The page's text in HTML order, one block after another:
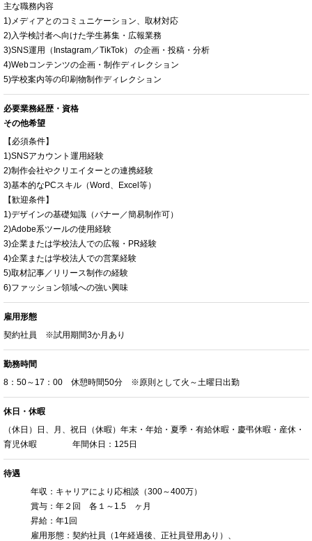
主な職務内容
1)メディアとのコミュニケーション、取材対応
2)入学検討者へ向けた学生募集・広報業務
3)SNS運用（Instagram／TikTok） の企画・投稿・分析
4)Webコンテンツの企画・制作ディレクション
5)学校案内等の印刷物制作ディレクション
必要業務経歴・資格
その他希望
【必須条件】
1)SNSアカウント運用経験
2)制作会社やクリエイターとの連携経験
3)基本的なPCスキル（Word、Excel等）
【歓迎条件】
1)デザインの基礎知識（バナー／簡易制作可）
2)Adobe系ツールの使用経験
3)企業または学校法人での広報・PR経験
4)企業または学校法人での営業経験
5)取材記事／リリース制作の経験
6)ファッション領域への強い興味
雇用形態
契約社員 ※試用期間3か月あり
勤務時間
8：50～17：00 休憩時間50分 ※原則として火～土曜日出勤
休日・休暇
（休日）日、月、祝日（休暇）年末・年始・夏季・有給休暇・慶弔休暇・産休・
育児休暇 年間休日：125日
待遇
年収：キャリアにより応相談（300～400万）
賞与：年２回 各１～1.5 ヶ月
昇給：年1回
雇用形態：契約社員（1年経過後、正社員登用あり）、